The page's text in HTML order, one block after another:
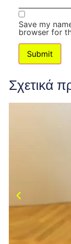
Save my
browser for
Σχετικά